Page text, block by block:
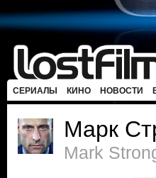
СЕРИАЛЫ КИНО НОВОСТИ
Марк
Mark